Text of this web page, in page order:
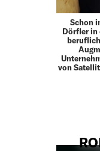
Schon
Dörfler in
von